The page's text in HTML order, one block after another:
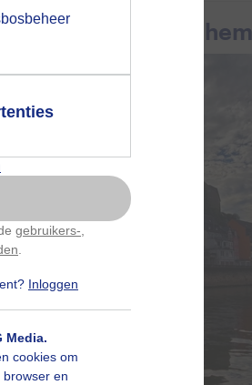
gebruikers-
Inloggen
Media.
cookies om
en
drup regen in Cochem
op hebt
pop-up uit
later
dag deze pop-up
passen